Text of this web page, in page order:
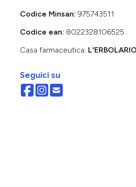
Codice Minsan: 975743511
Codice ean: 8022328106525
Casa farmaceutica:
Seguici su